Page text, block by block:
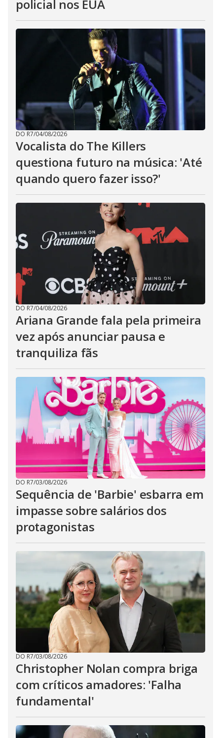
policial nos EUA
DO R7/04/08/2026
Vocalista do The Killers
questiona futuro na música: 'Até
quando quero fazer isso?'
DO R7/04/08/2026
Ariana Grande fala pela primeira
vez após anunciar pausa e
tranquiliza fãs
DO R7/03/08/2026
Sequência de 'Barbie' esbarra em
impasse sobre salários dos
protagonistas
DO R7/03/08/2026
Christopher Nolan compra briga
com críticos amadores: 'Falha
fundamental'